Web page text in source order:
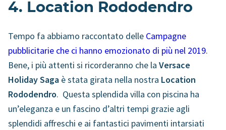
4. Location Rododendro
Tempo fa abbiamo raccontato delle Campagne
pubblicitarie che ci hanno emozionato di più nel 2019.
Bene, i più attenti si ricorderanno che la Versace
Holiday Saga è stata girata nella nostra Location
Rododendro. Questa splendida villa con piscina ha
un’eleganza e un fascino d’altri tempi grazie agli
splendidi affreschi e ai fantastici pavimenti intarsiati